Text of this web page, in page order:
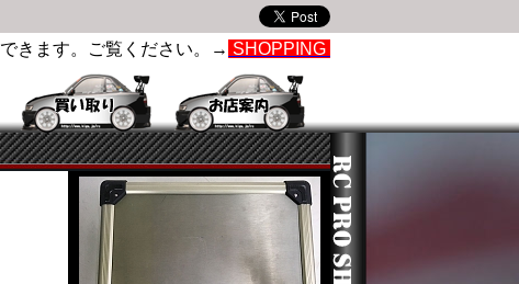
できます。ご覧ください。→ SHOPPING